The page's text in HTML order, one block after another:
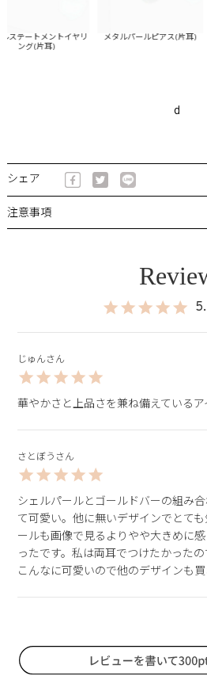
テートメントイヤリ
ング(片耳)
メタルパールピアス(片耳)
d
シェア
注意事項
じゅん
さとぼう
シェルパールとゴールドバーの組み
て可愛い。他に無いデザインでとて
ールも画像で見るよりやや大きめに
ったです。私は両耳でつけたかったの
こんなに可愛いので他のデザインも買